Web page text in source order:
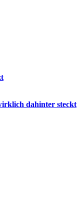
dahinter steckt